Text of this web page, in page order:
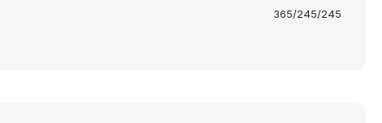
365/245/245